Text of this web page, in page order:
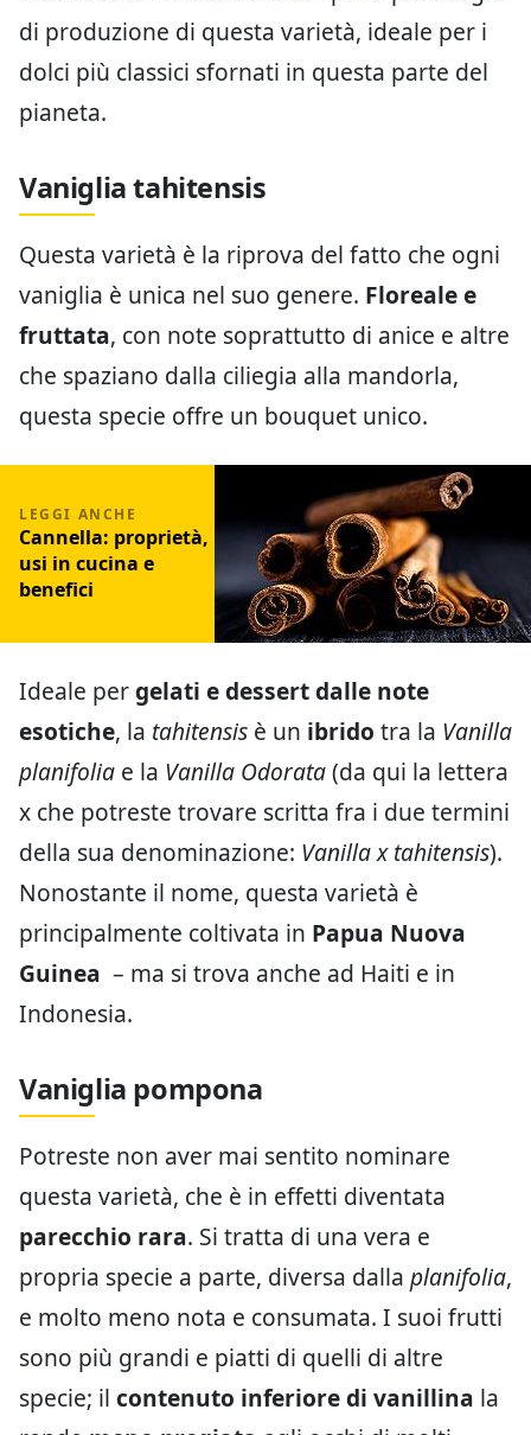
di produzione di questa varietà, ideale per i
dolci più classici sfornati in questa parte del
pianeta.
Vaniglia tahitensis
Questa varietà è la riprova del fatto che ogni
vaniglia è unica nel suo genere. Floreale e
fruttata, con note soprattutto di anice e altre
che spaziano dalla ciliegia alla mandorla,
questa specie offre un bouquet unico.
Cannella: proprietà,
usi in cucina e
benefici
Ideale pergelati e dessert dalle note
esotiche, la tahitensis è un ibrido tra la Vanilla
planifolia e la Vanilla Odorata(da qui la lettera
x che potreste trovare scritta fra i due termini
della sua denominazione: Vanilla x tahitensis).
Nonostante il nome, questa varietà è
principalmente coltivata in Papua Nuova
Guinea – ma si trova anche ad Haiti e in
Indonesia.
Vaniglia pompona
Potreste non aver mai sentito nominare
questa varietà, che è in effetti diventata
parecchio rara. Si tratta di una vera e
propria specie a parte, diversa dalla planifolia,
e molto meno nota e consumata. I suoi frutti
sono più grandi e piatti di quelli di altre
specie; il contenuto inferiore di vanillina la